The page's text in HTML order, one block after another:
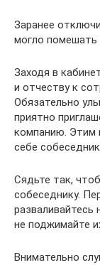
Заранее
могло помешать
Заходя в
и отчеству к
Обязательно
приятно
компанию. Этим
себе
Сядьте так,
собеседнику.
разваливайтесь
не поджимайте
Внимательно